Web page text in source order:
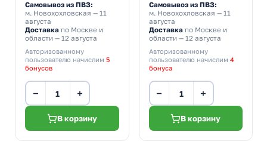
Самовывоз из ПВЗ:
м. Новохохловская — 11
августа
Доставка по Москве и
области — 12 августа
Авторизованному
пользователю начислим 5
бонусов
− +
В корзину
Самовывоз из ПВЗ:
м. Новохохловская — 11
августа
Доставкапо Москве и
области — 12 августа
Авторизованному
пользователю начислим 4
бонуса
− +
В корзину